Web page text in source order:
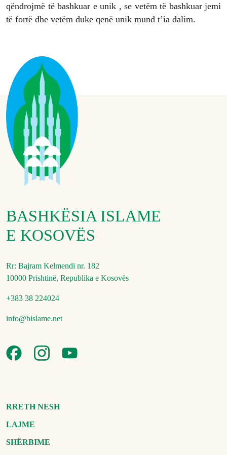
qëndrojmë të bashkuar e unik , se vetëm të bashkuar jemi
të fortë dhe vetëm duke qenë unik mund t’ia dalim.
BASHKËSIA ISLAME
E KOSOVËS
Rr: Bajram Kelmendi nr. 182
10000 Prishtinë, Republika e Kosovës
+383 38 224024
info@bislame.net
RRETH NESH
LAJME
SHËRBIME